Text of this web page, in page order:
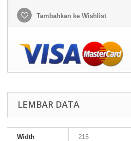
Tambahkan ke Wishlist
LEMBAR DATA
Width 215